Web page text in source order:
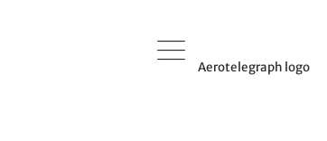
Aerotelegraph logo